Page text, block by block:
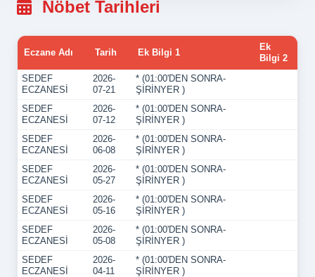
Nöbet Tarihleri
Eczane Adı Tarih Ek Bilgi 1
Ek
Bilgi 2
SEDEF
ECZANESİ
2026-
07-21
* (01:00'DEN SONRA-
ŞİRİNYER )
SEDEF
ECZANESİ
2026-
07-12
* (01:00'DEN SONRA-
ŞİRİNYER )
SEDEF
ECZANESİ
2026-
06-08
* (01:00'DEN SONRA-
ŞİRİNYER )
SEDEF
ECZANESİ
2026-
05-27
* (01:00'DEN SONRA-
ŞİRİNYER )
SEDEF
ECZANESİ
2026-
05-16
* (01:00'DEN SONRA-
ŞİRİNYER )
SEDEF
ECZANESİ
2026-
05-08
* (01:00'DEN SONRA-
ŞİRİNYER )
SEDEF
ECZANESİ
2026-
04-11
* (01:00'DEN SONRA-
ŞİRİNYER )